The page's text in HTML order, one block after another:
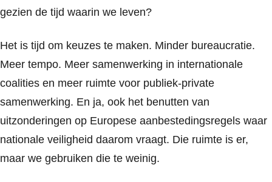
gezien de tijd waarin we leven?
Het is tijd om keuzes te maken. Minder bureaucratie.
Meer tempo. Meer samenwerking in internationale
coalities en meer ruimte voor publiek-private
samenwerking. En ja, ook het benutten van
uitzonderingen op Europese aanbestedingsregels waar
nationale veiligheid daarom vraagt. Die ruimte is er,
maar we gebruiken die te weinig.